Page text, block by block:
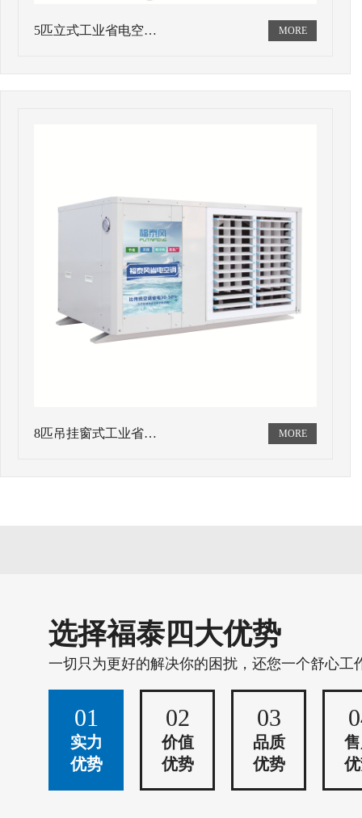
5匹立式工业省电空…
8匹吊挂窗式工业省…
选择福泰四大优势
一切只为更好的解决你的困扰，还您一个舒心工
01
实力
优势
02
价值
优势
03
品质
优势